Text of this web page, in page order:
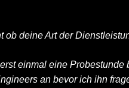
ob deine Art der
einmal eine Probestunde
an bevor ich ihn
SINGLE „WELCOME
A HAMMER“
6 AUG.